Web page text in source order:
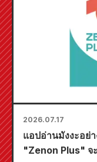
2026.07.17
แอปอ่านมังงะอย่
"Zenon Plus" จ